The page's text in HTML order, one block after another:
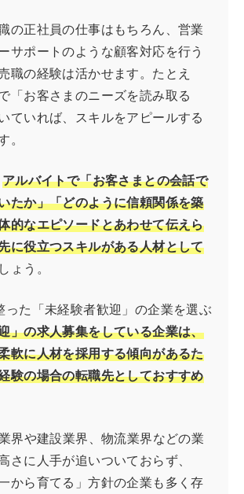
の正社員の仕事はもちろん、営業
サポートのような顧客対応を行う
職の経験は活かせます。たとえ
「お客さまのニーズを読み取る
ていれば、スキルをアピールする
。
アルバイトで「お客さまとの会話で
たか」「どのように信頼関係を築
的なエピソードとあわせて伝えら
に役立つスキルがある人材として
ょう。
った「未経験者歓迎」の企業を選ぶ
」の求人募集をしている企業は、
軟に人材を採用する傾向があるた
験の場合の転職先としておすすめ
界や建設業界、物流業界などの業
さに人手が追いついておらず、
から育てる」方針の企業も多く存